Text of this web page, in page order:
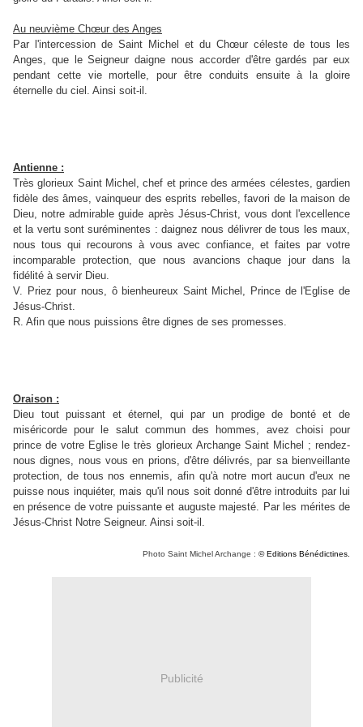
Au neuvième Chœur des Anges
Par l'intercession de Saint Michel et du Chœur céleste de tous les
Anges, que le Seigneur daigne nous accorder d'être gardés par eux
pendant cette vie mortelle, pour être conduits ensuite à la gloire
éternelle du ciel. Ainsi soit-il.
Antienne :
Très glorieux Saint Michel, chef et prince des armées célestes, gardien
fidèle des âmes, vainqueur des esprits rebelles, favori de la maison de
Dieu, notre admirable guide après Jésus-Christ, vous dont l'excellence
et la vertu sont suréminentes : daignez nous délivrer de tous les maux,
nous tous qui recourons à vous avec confiance, et faites par votre
incomparable protection, que nous avancions chaque jour dans la
fidélité à servir Dieu.
V. Priez pour nous, ô bienheureux Saint Michel, Prince de l'Eglise de
Jésus-Christ.
R. Afin que nous puissions être dignes de ses promesses.
Oraison :
Dieu tout puissant et éternel, qui par un prodige de bonté et de
miséricorde pour le salut commun des hommes, avez choisi pour
prince de votre Eglise le très glorieux Archange Saint Michel ; rendez-
nous dignes, nous vous en prions, d'être délivrés, par sa bienveillante
protection, de tous nos ennemis, afin qu'à notre mort aucun d'eux ne
puisse nous inquiéter, mais qu'il nous soit donné d'être introduits par lui
en présence de votre puissante et auguste majesté. Par les mérites de
Jésus-Christ Notre Seigneur. Ainsi soit-il.
Photo Saint Michel Archange : © Editions Bénédictines.
Publicité